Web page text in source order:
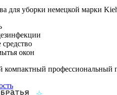
для уборки немецкой марки
окон
компактный